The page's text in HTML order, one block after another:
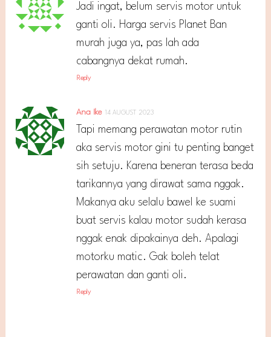
Jadi ingat, belum servis motor untuk
ganti oli. Harga servis Planet Ban
murah juga ya, pas lah ada
cabangnya dekat rumah.
Reply
Ana Ike 14 AUGUST 2023
Tapi memang perawatan motor rutin
aka servis motor gini tu penting banget
sih setuju. Karena beneran terasa beda
tarikannya yang dirawat sama nggak.
Makanya aku selalu bawel ke suami
buat servis kalau motor sudah kerasa
nggak enak dipakainya deh. Apalagi
motorku matic. Gak boleh telat
perawatan dan ganti oli.
Reply